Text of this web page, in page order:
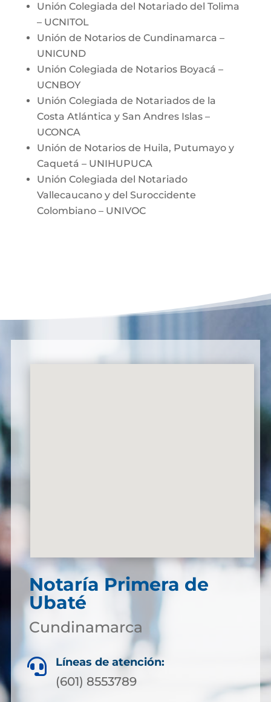
Unión Colegiada del Notariado del Tolima
– UCNITOL
Unión de Notarios de Cundinamarca –
UNICUND
Unión Colegiada de Notarios Boyacá –
UCNBOY
Unión Colegiada de Notariados de la
Costa Atlántica y San Andres Islas –
UCONCA
Unión de Notarios de Huila, Putumayo y
Caquetá – UNIHUPUCA
Unión Colegiada del Notariado
Vallecaucano y del Suroccidente
Colombiano – UNIVOC
Notaría Primera de
Ubaté
Cundinamarca
 Líneas de atención:
(601) 8553789